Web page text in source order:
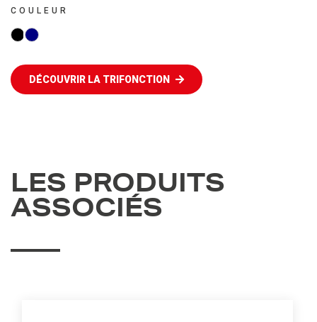
COULEUR
NOIRBLEU
DÉCOUVRIR LA TRIFONCTION
LES PRODUITS
ASSOCIÉS